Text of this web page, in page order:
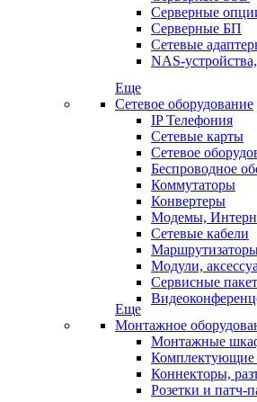
Серверные
Серверные БП
Сетевые
NAS-
Еще
Сетевое оборудование
IP Телефония
Сетевые карты
Сетевое
Беспроводное
Коммутаторы
Конвертеры
Модемы,
Сетевые кабели
Модули,
Сервисные
Еще
Монтажное
Монтажные
Комплектующие
Коннекторы,
Розетки и патч-